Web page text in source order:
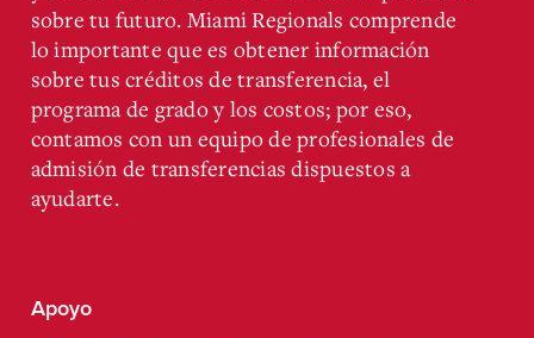
sobre tu futuro. Miami Regionals comprende
lo importante que es obtener información
sobre tus créditos de transferencia, el
programa de grado y los costos; por eso,
contamos con un equipo de profesionales de
admisión de transferencias dispuestos a
ayudarte.
Apoyo